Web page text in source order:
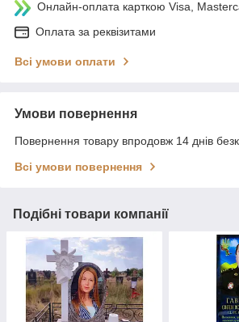
Онлайн-оплата карткою Visa,
Оплата за реквізитами
Всі умови оплати
Умови повернення
Повернення товару впродовж 14 днів
Всі умови повернення
Подібні товари компанії